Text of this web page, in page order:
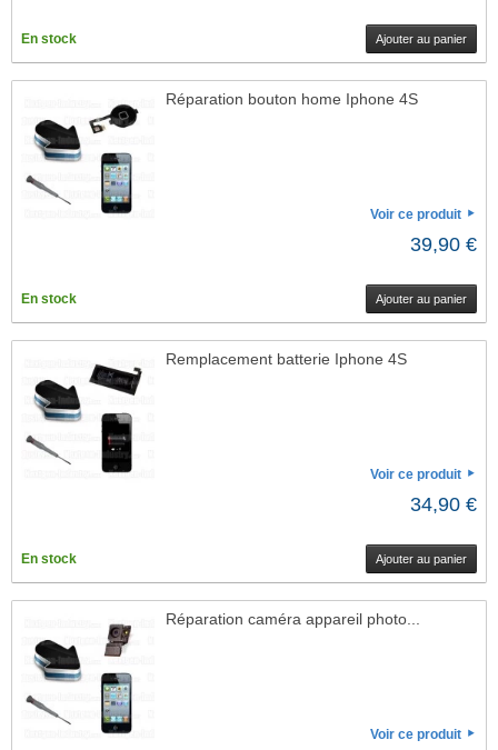
En stock Ajouter au panier
Réparation bouton home Iphone 4S
Voir ce produit
39,90 €
En stock Ajouter au panier
Remplacement batterie Iphone 4S
Voir ce produit
34,90 €
En stock Ajouter au panier
Réparation caméra appareil photo...
Voir ce produit